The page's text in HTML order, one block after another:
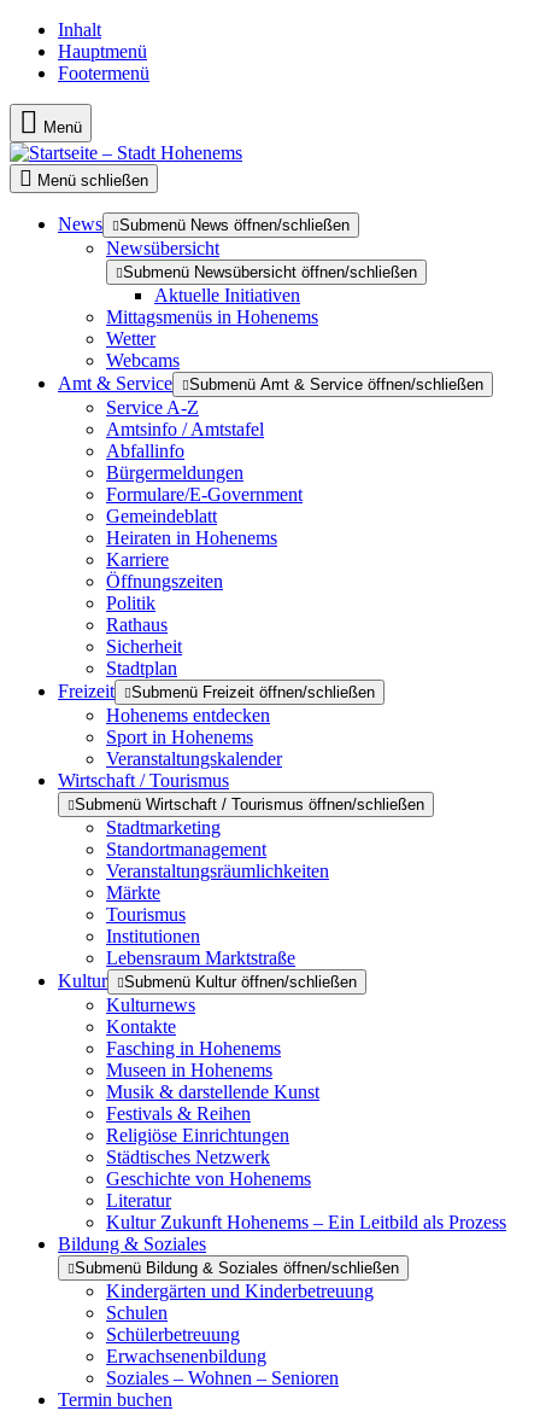
Inhalt
Hauptmenü
Footermenü
Menü
Menü schließen
News Submenü News öffnen/schließen
Newsübersicht
Submenü Newsübersicht öffnen/schließen
Aktuelle Initiativen
Mittagsmenüs in Hohenems
Wetter
Webcams
Amt & Service
Submenü Amt & Service öffnen/schließen
Service A-Z
Amtsinfo / Amtstafel
Abfallinfo
Bürgermeldungen
Formulare/E-Government
Gemeindeblatt
Heiraten in Hohenems
Karriere
Öffnungszeiten
Politik
Rathaus
Sicherheit
Stadtplan
Freizeit
Submenü Freizeit öffnen/schließen
Hohenems entdecken
Sport in Hohenems
Veranstaltungskalender
Wirtschaft / Tourismus
Submenü Wirtschaft / Tourismus öffnen/schließen
Stadtmarketing
Standortmanagement
Veranstaltungsräumlichkeiten
Märkte
Tourismus
Institutionen
Lebensraum Marktstraße
Kultur
Submenü Kultur öffnen/schließen
Kulturnews
Kontakte
Fasching in Hohenems
Museen in Hohenems
Musik & darstellende Kunst
Festivals & Reihen
Religiöse Einrichtungen
Städtisches Netzwerk
Geschichte von Hohenems
Literatur
Kultur Zukunft Hohenems – Ein Leitbild als Prozess
Bildung & Soziales
Submenü Bildung & Soziales öffnen/schließen
Kindergärten und Kinderbetreuung
Schulen
Schülerbetreuung
Erwachsenenbildung
Soziales – Wohnen – Senioren
Termin buchen